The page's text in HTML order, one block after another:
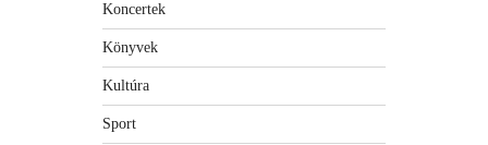
Koncertek
Könyvek
Kultúra
Sport